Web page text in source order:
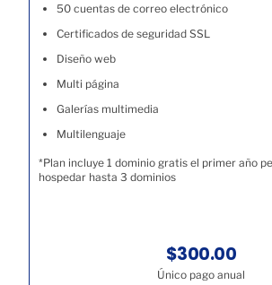
50 cuentas de correo electrónico
Certificados de seguridad SSL
Diseño web
Multi página
Galerías multimedia
Multilenguaje
*Plan incluye 1 dominio gratis el primer año
hospedar hasta 3 dominios
$300.00
Único pago anual